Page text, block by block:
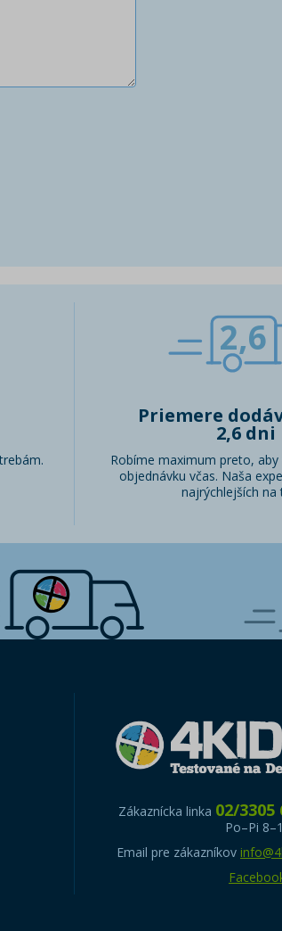
2,6
Priemere
2,6 dni
Robíme maximum preto,
objednávku včas. Naša
najrýchlejších na
Zákaznícka linka 02/3305
Po–Pi
Email pre zákazníkov